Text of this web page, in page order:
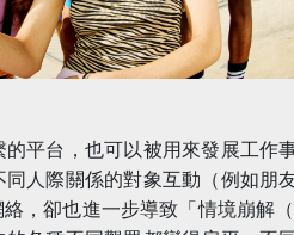
平台，也可以被用來發展工作
人際關係的對象互動（例如朋
，卻也進一步導致「情境崩解（